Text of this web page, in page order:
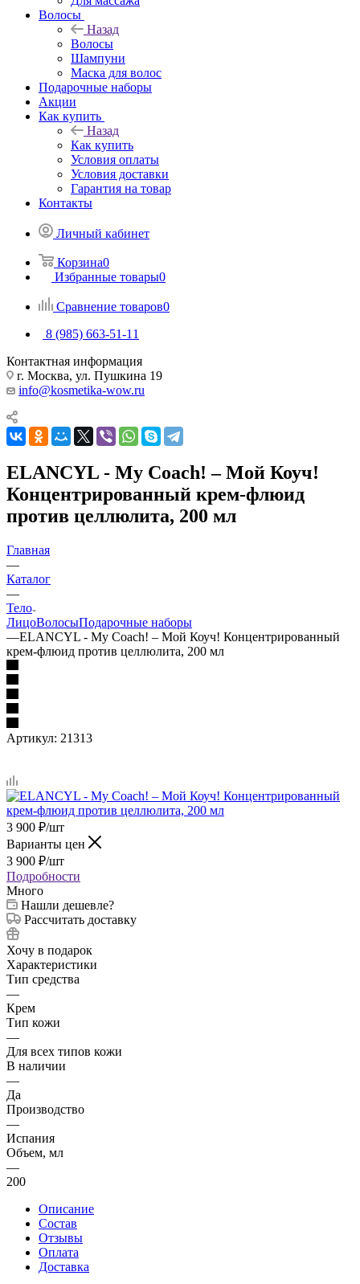
Волосы
Назад
Волосы
Шампуни
Маска для волос
Подарочные наборы
Акции
Как купить
Назад
Как купить
Условия оплаты
Условия доставки
Гарантия на товар
Контакты
Личный кабинет
Корзина0
Избранные товары0
Сравнение товаров0
8 (985) 663-51-11
Контактная информация
г. Москва, ул. Пушкина 19
info@kosmetika-wow.ru
ELANCYL - My Coach! – Мой Коуч!
Концентрированный крем-флюид
против целлюлита, 200 мл
Главная
—
Каталог
—
Тело
ЛицоВолосыПодарочные наборы
—ELANCYL - My Coach! – Мой Коуч! Концентрированный
крем-флюид против целлюлита, 200 мл
Артикул: 21313
3 900 ₽/шт
Варианты цен
3 900 ₽/шт
Подробности
Много
Нашли дешевле?
Рассчитать доставку
Хочу в подарок
Характеристики
Тип средства
—
Крем
Тип кожи
—
Для всех типов кожи
В наличии
—
Да
Производство
—
Испания
Объем, мл
—
200
Описание
Состав
Отзывы
Оплата
Доставка